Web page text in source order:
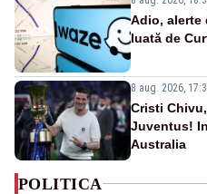
Adio, alerte
luată de
8 aug. 2026,
Cristi
Juventus!
Australia
POLITICA